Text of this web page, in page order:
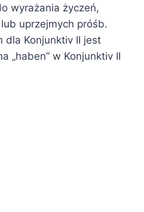
wyrażania życzeń,
uprzejmych próśb.
dla Konjunktiv II jest
„haben” w Konjunktiv II